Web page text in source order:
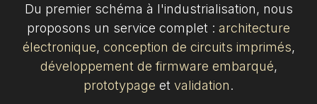
Du premier schéma à l'industrialisation, nous
proposons un service complet : architecture
électronique, conception de circuits imprimés,
développement de firmware embarqué,
prototypage et validation.